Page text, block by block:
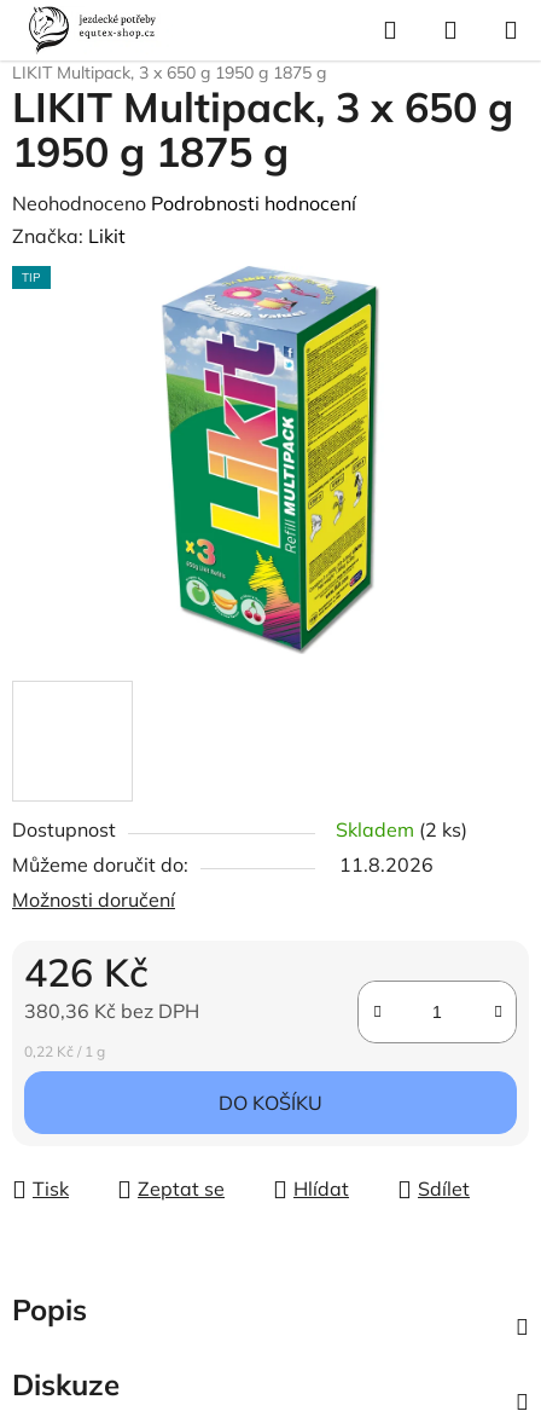
Přejít
obsah
Hledat
KOŠÍK
Domů
Krmivo a vitamíny
LIKIT Multipack, 3 x 650 g 1950 g 1875 g
Dostupnost Skladem (2 ks)
Můžeme doručit do:
11.8.2026
Možnosti doručení
426 Kč
380,36 Kč bez DPH
Měrná cena:
0,22 Kč / 1 g
DO KOŠÍKU
Tisk Zeptat se Hlídat Sdílet
LIKIT Multipack, 3 x 650 g
1950 g 1875 g
Průměrné
hodnocení
produktu
Neohodnoceno Podrobnosti hodnocení
Značka: Likit
TIP
Popis
Diskuze